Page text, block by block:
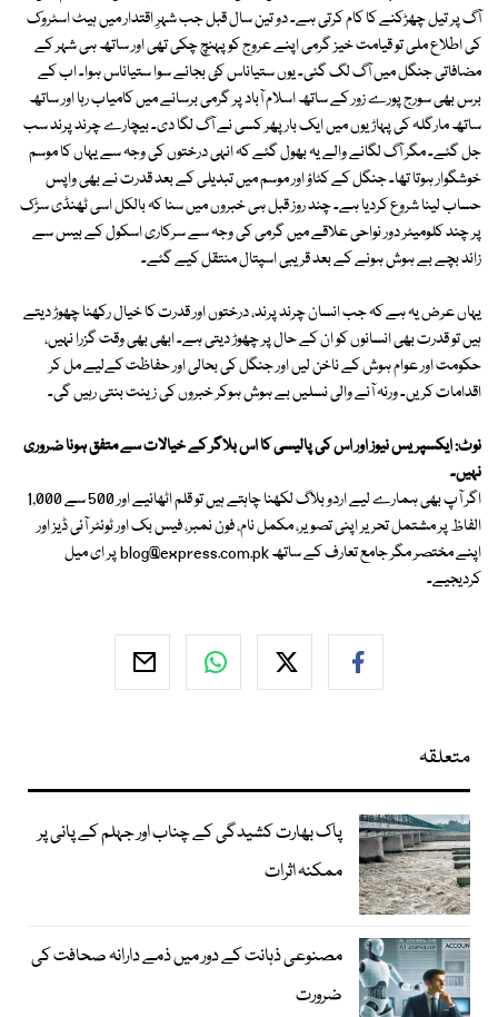
آگ پر تیل چھڑکنے کا کام کرتی ہے۔ دو تین سال قبل جب شہرِ اقتدار میں ہیٹ اسٹروک
کی اطلاع ملی تو قیامت خیز گرمی اپنے عروج کو پہنچ چکی تھی اور ساتھ ہی شہر کے
مضافاتی جنگل میں آگ لگ گئی۔ یوں ستیاناس کئ بجائے سوا ستیاناس ہوا۔ اب کے
برس بھی سورج پورے زور کے ساتھ اسلام آباد پر گرمی برسانے میں کامیاب رہا اور ساتھ
ساتھ مارگلہ کی پہاڑیوں میں ایک بار پھر کسی نے آگ لگا دی۔ بیچارے چرند پرند سب
جل گئے۔ مگر آگ لگانے والے یہ بھول گئے کہ انہی درختوں کی وجہ سے یہاں کا موسم
خوشگوار ہوتا تھا۔ جنگل کے کٹاؤ اور موسم میں تبدیلی کے بعد قدرت نے بھی واپس
حساب لینا شروع کردیا ہے۔ چند روز قبل ہی خبروں میں سنا کہ بالکل اسی ٹھنڈی سڑک
پر چند کلومیٹر دور نواحی علاقے میں گرمی کی وجہ سے سرکاری اسکول کے بیس سے
زائد بچے بے ہوش ہونے کے بعد قریبی اسپتال منتقل کیے گئے۔
یہاں عرض یہ ہے کہ جب انسان چرند پرند، درختوں اور قدرت کا خیال رکھنا چھوڑ دیتے
ہیں تو قدرت بھی انسانوں کو ان کے حال پر چھوڑ دیتی ہے۔ ابھی بھی وقت گزرا نہیں،
حکومت اور عوام ہوش کے ناخن لیں اور جنگل کی بحالی اور حفاظت کےلیے مل کر
اقدامات کریں۔ ورنہ آنے والی نسلیں بے ہوش ہوکر خبروں کی زینت بنتی رہیں گی۔
نوٹ: ایکسپریس نیوز اور اس کی پالیسی کا اس بلاگر کے خیالات سے متفق ہونا ضروری
نہیں۔
اگر آپ بھی ہمارے لیے اردو بلاگ لکھنا چاہتے ہیں تو قلم اٹھائیے اور 500 سے 1,000
الفاظ پر مشتمل تحریر اپنی تصویر، مکمل نام، فون نمبر، فیس بک اور ٹوئٹر آئی ڈیز اور
اپنے مختصر مگر جامع تعارف کے ساتھblog@express.com.pkپر ای میل
کردیجیے۔
متعلقہ
پاک بھارت کشیدگی کے چناب اور جہلم کے پانی پر
ممکنہ اثرات
مصنوعی ذہانت کے دور میں ذمے دارانہ صحافت کی
ضرورت